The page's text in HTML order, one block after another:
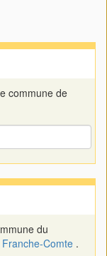
commune de
du
Franche-Comte .